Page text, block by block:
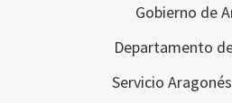
Gobierno de
Departamento
Servicio